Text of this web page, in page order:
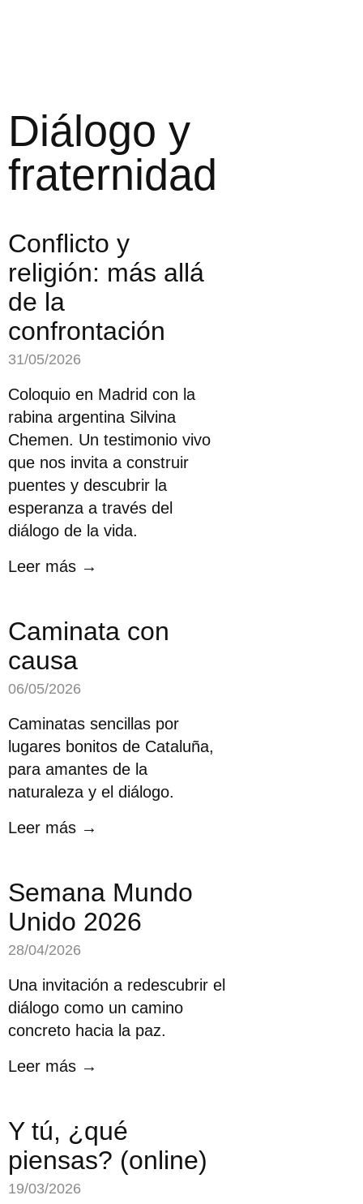
Diálogo y
fraternidad
Conflicto y
religión: más allá
de la
confrontación
31/05/2026
Coloquio en Madrid con la
rabina argentina Silvina
Chemen. Un testimonio vivo
que nos invita a construir
puentes y descubrir la
esperanza a través del
diálogo de la vida.
Leer más →
Caminata con
causa
06/05/2026
Caminatas sencillas por
lugares bonitos de Cataluña,
para amantes de la
naturaleza y el diálogo.
Leer más →
Semana Mundo
Unido 2026
28/04/2026
Una invitación a redescubrir el
diálogo como un camino
concreto hacia la paz.
Leer más →
Y tú, ¿qué
piensas? (online)
19/03/2026